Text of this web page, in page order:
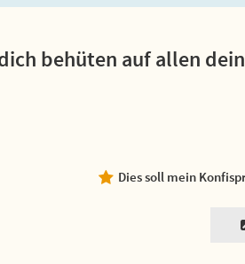
behüten auf allen
Dies soll mein